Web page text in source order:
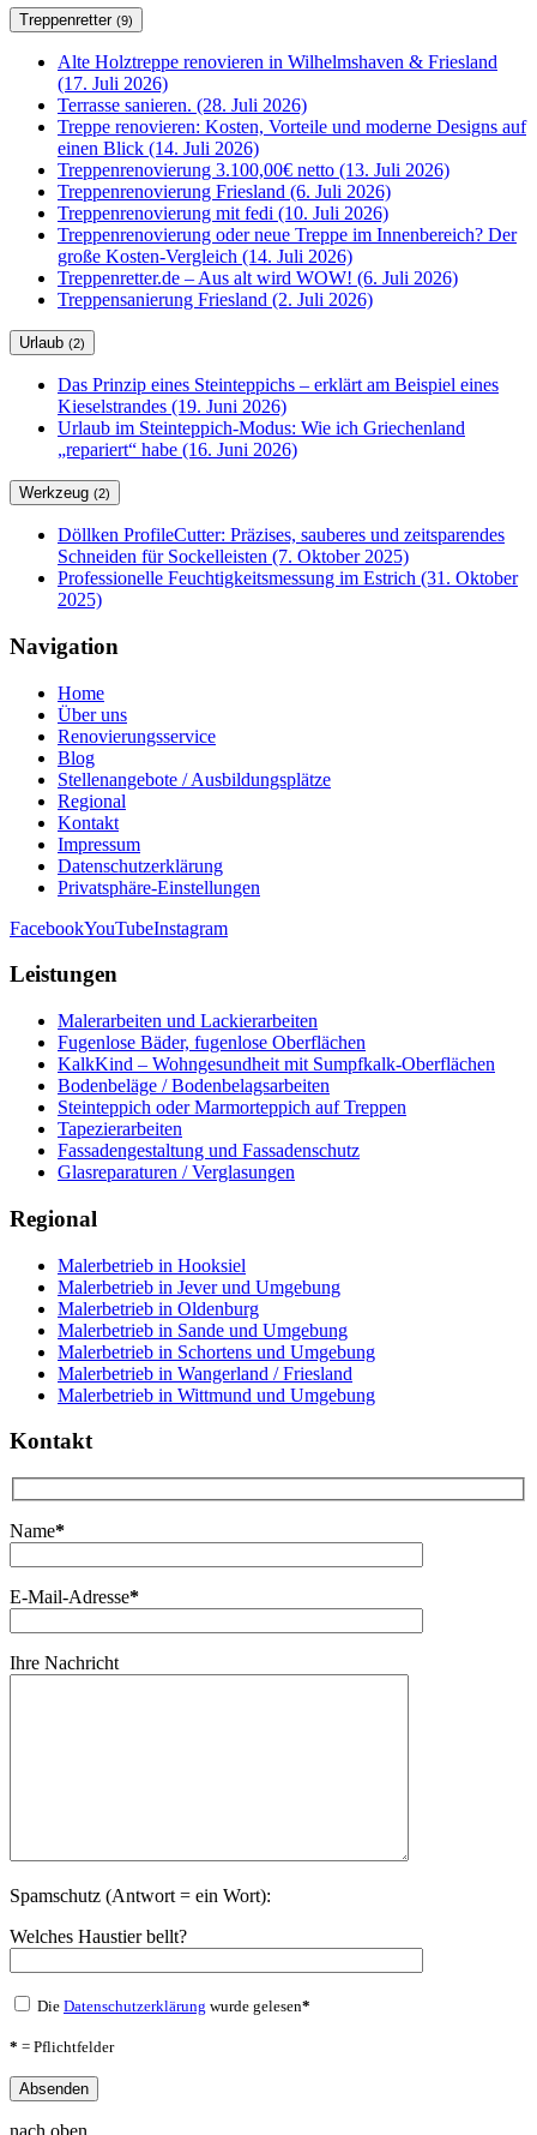
Treppenretter (9)
Alte Holztreppe renovieren in Wilhelmshaven & Friesland
(17. Juli 2026)
Terrasse sanieren. (28. Juli 2026)
Treppe renovieren: Kosten, Vorteile und moderne Designs auf
einen Blick (14. Juli 2026)
Treppenrenovierung 3.100,00€ netto (13. Juli 2026)
Treppenrenovierung Friesland (6. Juli 2026)
Treppenrenovierung mit fedi (10. Juli 2026)
Treppenrenovierung oder neue Treppe im Innenbereich? Der
große Kosten-Vergleich (14. Juli 2026)
Treppenretter.de – Aus alt wird WOW! (6. Juli 2026)
Treppensanierung Friesland (2. Juli 2026)
Urlaub (2)
Das Prinzip eines Steinteppichs – erklärt am Beispiel eines
Kieselstrandes (19. Juni 2026)
Urlaub im Steinteppich-Modus: Wie ich Griechenland
„repariert“ habe (16. Juni 2026)
Werkzeug (2)
Döllken ProfileCutter: Präzises, sauberes und zeitsparendes
Schneiden für Sockelleisten (7. Oktober 2025)
Professionelle Feuchtigkeitsmessung im Estrich (31. Oktober
2025)
Navigation
Home
Über uns
Renovierungsservice
Blog
Stellenangebote / Ausbildungsplätze
Regional
Kontakt
Impressum
Datenschutzerklärung
Privatsphäre-Einstellungen
FacebookYouTubeInstagram
Leistungen
Malerarbeiten und Lackierarbeiten
Fugenlose Bäder, fugenlose Oberflächen
KalkKind – Wohngesundheit mit Sumpfkalk-Oberflächen
Bodenbeläge / Bodenbelagsarbeiten
Steinteppich oder Marmorteppich auf Treppen
Tapezierarbeiten
Fassadengestaltung und Fassadenschutz
Glasreparaturen / Verglasungen
Regional
Malerbetrieb in Hooksiel
Malerbetrieb in Jever und Umgebung
Malerbetrieb in Oldenburg
Malerbetrieb in Sande und Umgebung
Malerbetrieb in Schortens und Umgebung
Malerbetrieb in Wangerland / Friesland
Malerbetrieb in Wittmund und Umgebung
Kontakt
Name*
E-Mail-Adresse*
Ihre Nachricht
Spamschutz (Antwort = ein Wort):
Welches Haustier bellt?
Die Datenschutzerklärung wurde gelesen*
* = Pflichtfelder
nach oben